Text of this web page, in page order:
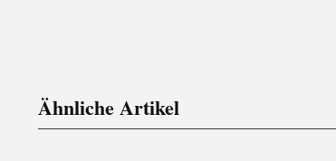
Ähnliche Artikel